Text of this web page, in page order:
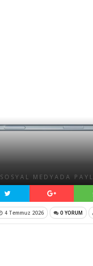
SOSYAL MEDYADA
4 Temmuz 2026 0 YORUM